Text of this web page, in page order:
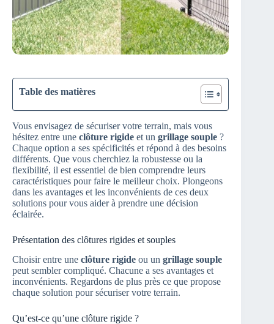
Table des matières
Vous envisagez de sécuriser votre terrain, mais vous
hésitez entre une clôture rigide et un grillage souple ?
Chaque option a ses spécificités et répond à des besoins
différents. Que vous cherchiez la robustesse ou la
flexibilité, il est essentiel de bien comprendre leurs
caractéristiques pour faire le meilleur choix. Plongeons
dans les avantages et les inconvénients de ces deux
solutions pour vous aider à prendre une décision
éclairée.
Présentation des clôtures rigides et souples
Choisir entre une clôture rigide ou un grillage souple
peut sembler compliqué. Chacune a ses avantages et
inconvénients. Regardons de plus près ce que propose
chaque solution pour sécuriser votre terrain.
Qu’est-ce qu’une clôture rigide ?